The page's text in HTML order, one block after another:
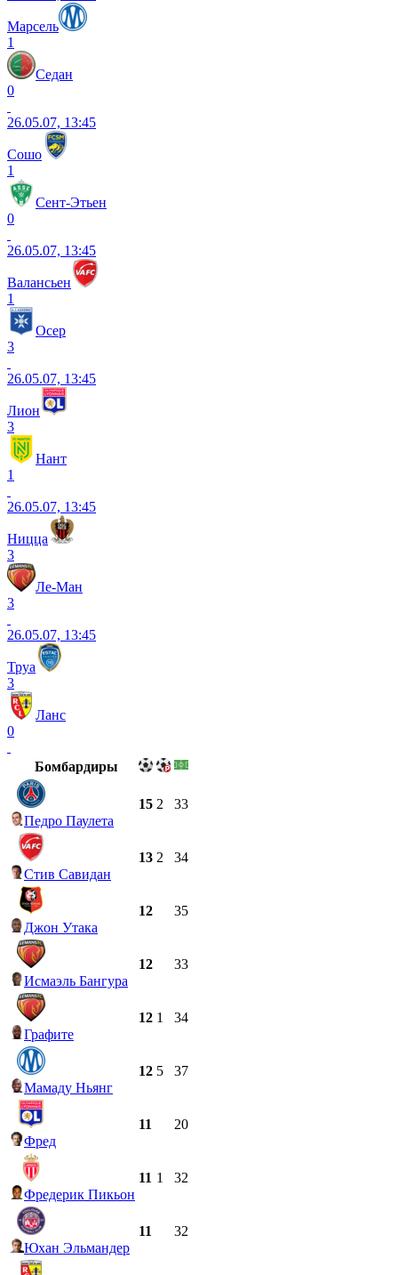
Марсель
1
Седан
0
26.05.07, 13:45
Сошо
1
Сент-Этьен
0
26.05.07, 13:45
Валансьен
1
Осер
3
26.05.07, 13:45
Лион
3
Нант
1
26.05.07, 13:45
Ницца
3
Ле-Ман
3
26.05.07, 13:45
Труа
3
Ланс
0
Бомбардиры
Педро Паулета
15 2 33
Стив Савидан
13 2 34
Джон Утака
12 35
Исмаэль Бангура
12 33
Графите
12 1 34
Мамаду Ньянг
12 5 37
Фред
11 20
Фредерик Пикьон
11 1 32
Юхан Эльмандер
11 32